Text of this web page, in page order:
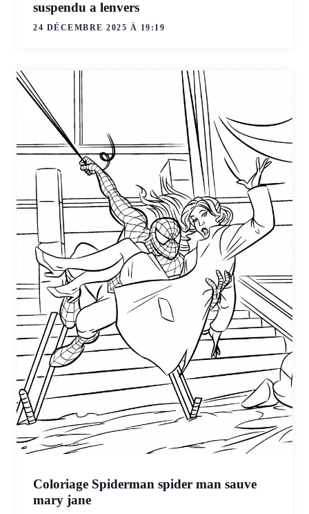
suspendu a lenvers
24 DÉCEMBRE 2025 À 19:19
Coloriage Spiderman spider man sauve
mary jane